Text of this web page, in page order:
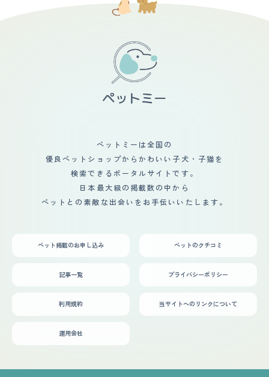
ペットミーは全国の
優良ペットショップからかわいい子犬・子猫を
検索できるポータルサイトです。
日本最大級の掲載数の中から
ペットとの素敵な出会いをお手伝いいたします。
ペット掲載のお申し込み ペットのクチコミ
記事一覧 プライバシーポリシー
利用規約 当サイトへのリンクについて
運用会社